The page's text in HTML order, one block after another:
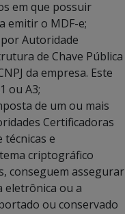
em que possuir
emitir o MDF-e;
Autoridade
de Chave Pública
da empresa. Este
ou A3;
de um ou mais
Certificadoras
técnicas e
criptográfico
conseguem assegurar
eletrônica ou a
ou conservado